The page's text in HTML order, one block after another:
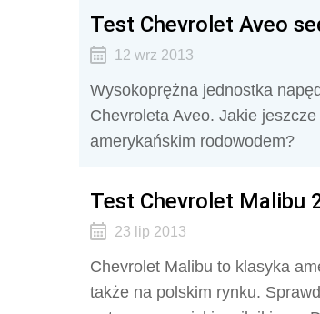
Test Chevrolet Aveo
12 wrz 2013
Wysokoprężna jednostka
Chevroleta Aveo. Jakie
amerykańskim rodowodem?
Test Chevrolet Malibu
23 lip 2013
Chevrolet Malibu to klasyka
także na polskim rynku.